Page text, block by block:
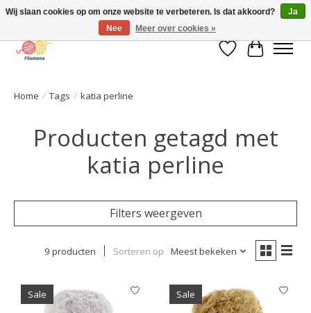
Verlanglijst
Home / Tags / katia perline
Producten getagd met
katia perline
Filters weergeven
9 producten Sorteren op Meest bekeken
Sale Sale
Wij slaan cookies op om onze website te verbeteren. Is dat akkoord?
Ja
Nee
Meer over cookies »